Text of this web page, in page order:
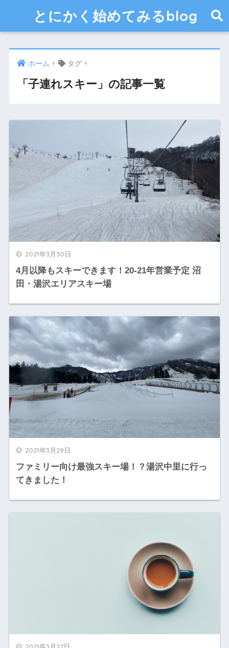
とにかく始めてみるblog
ホーム タグ
「子連れスキー」の記事一覧
2021年3月30日
4月以降もスキーできます！20-21年営業予定 沼
田・湯沢エリアスキー場
2021年3月29日
ファミリー向け最強スキー場！？湯沢中里に行っ
てきました！
2021年3月27日